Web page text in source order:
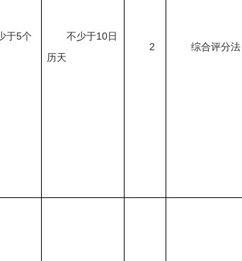
于5个
不少于10日
历天
2 综合评分法